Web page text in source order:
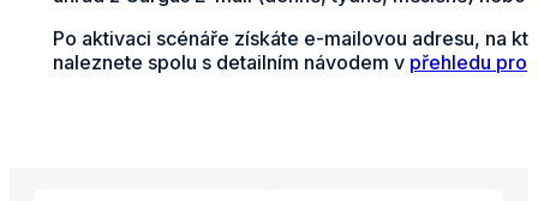
Po aktivaci scénáře získáte e-mailovou adresu, na
naleznete spolu s detailním návodem v přehledu